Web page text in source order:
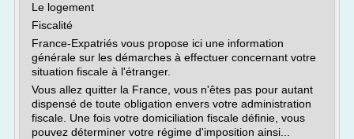
Le logement
Fiscalité
France-Expatriés vous propose ici une information
générale sur les démarches à effectuer concernant votre
situation fiscale à l'étranger.
Vous allez quitter la France, vous n'êtes pas pour autant
dispensé de toute obligation envers votre administration
fiscale. Une fois votre domiciliation fiscale définie, vous
pouvez déterminer votre régime d'imposition ainsi...